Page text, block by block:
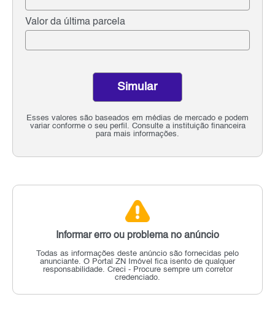
Valor da última parcela
Esses valores são baseados em médias de mercado e podem
variar conforme o seu perfil. Consulte a instituição financeira
para mais informações.
Simular
Informar erro ou problema no anúncio
Todas as informações deste anúncio são fornecidas pelo
anunciante. O Portal ZN Imóvel fica isento de qualquer
responsabilidade. Creci - Procure sempre um corretor
credenciado.